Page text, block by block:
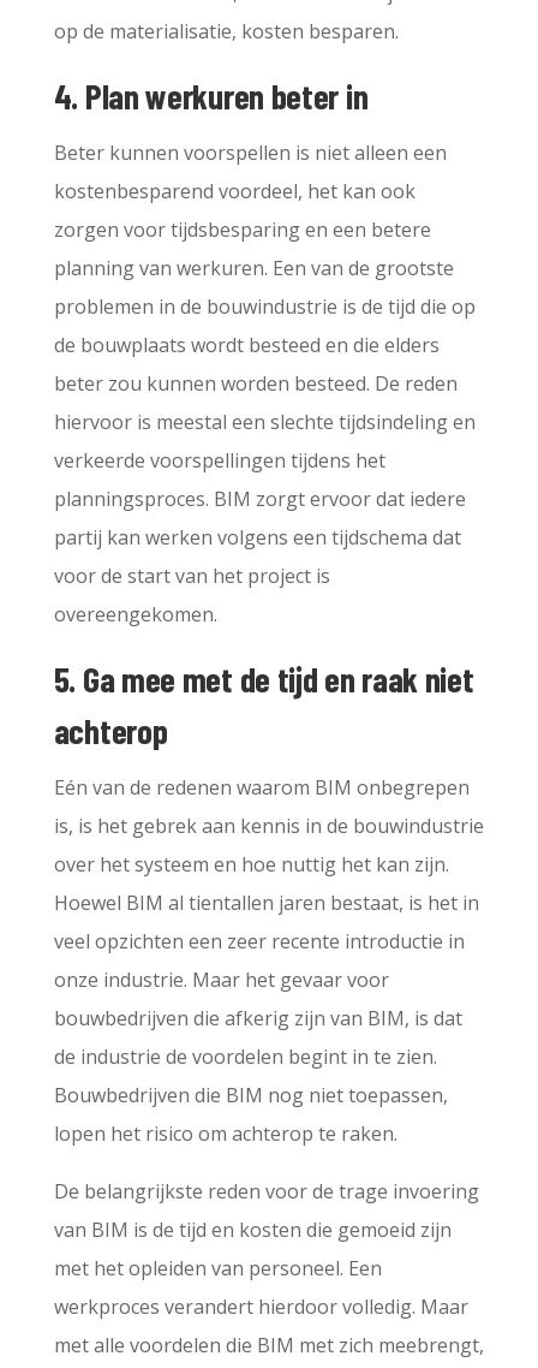
op de materialisatie, kosten besparen.
4. Plan werkuren beter in
Beter kunnen voorspellen is niet alleen een
kostenbesparend voordeel, het kan ook
zorgen voor tijdsbesparing en een betere
planning van werkuren. Een van de grootste
problemen in de bouwindustrie is de tijd die op
de bouwplaats wordt besteed en die elders
beter zou kunnen worden besteed. De reden
hiervoor is meestal een slechte tijdsindeling en
verkeerde voorspellingen tijdens het
planningsproces. BIM zorgt ervoor dat iedere
partij kan werken volgens een tijdschema dat
voor de start van het project is
overeengekomen.
5. Ga mee met de tijd en raak niet
achterop
Eén van de redenen waarom BIM onbegrepen
is, is het gebrek aan kennis in de bouwindustrie
over het systeem en hoe nuttig het kan zijn.
Hoewel BIM al tientallen jaren bestaat, is het in
veel opzichten een zeer recente introductie in
onze industrie. Maar het gevaar voor
bouwbedrijven die afkerig zijn van BIM, is dat
de industrie de voordelen begint in te zien.
Bouwbedrijven die BIM nog niet toepassen,
lopen het risico om achterop te raken.
De belangrijkste reden voor de trage invoering
van BIM is de tijd en kosten die gemoeid zijn
met het opleiden van personeel. Een
werkproces verandert hierdoor volledig. Maar
met alle voordelen die BIM met zich meebrengt,